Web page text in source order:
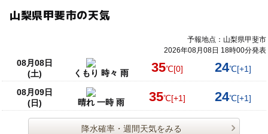
山梨県甲斐市の天気
予報地点：山梨県甲斐市
2026年08月08日 18時00分発表
08月08日
(土)
くもり 時々 雨 35℃[0] 24℃[+1]
08月09日
(日)
晴れ 一時 雨 35℃[+1] 24℃[+1]
降水確率・週間天気をみる